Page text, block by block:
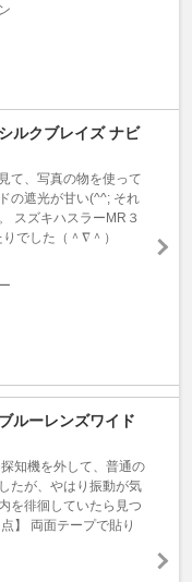
ルクブレイズ ナビ
て、写真の物を使って
の遮光が甘い(^^; それ
スズキハスラーMR３
でした（＾∇＾）
ルーレンズワイド
知機を外して、普通の
たが、やはり振動が気
を徘徊していたら見つ
】 両面テープで貼り